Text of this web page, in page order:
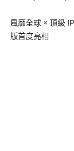
風靡全球 × 頂級
版首度亮相